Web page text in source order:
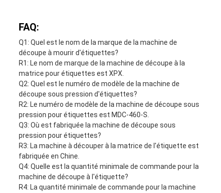
FAQ:
Q1: Quel est le nom de la marque de la machine de
découpe à mourir d'étiquettes?
R1: Le nom de marque de la machine de découpe à la
matrice pour étiquettes est XPX.
Q2: Quel est le numéro de modèle de la machine de
découpe sous pression d'étiquettes?
R2: Le numéro de modèle de la machine de découpe sous
pression pour étiquettes est MDC-460-S.
Q3: Où est fabriquée la machine de découpe sous
pression pour étiquettes?
R3: La machine à découper à la matrice de l'étiquette est
fabriquée en Chine.
Q4: Quelle est la quantité minimale de commande pour la
machine de découpe à l'étiquette?
R4: La quantité minimale de commande pour la machine